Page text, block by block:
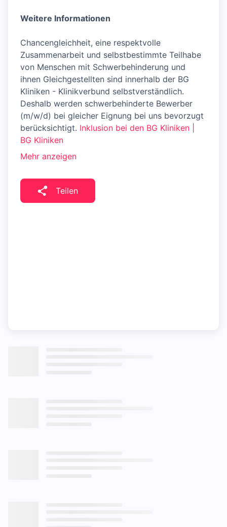
Weitere Informationen
Chancengleichheit, eine respektvolle
Zusammenarbeit und selbstbestimmte Teilhabe
von Menschen mit Schwerbehinderung und
ihnen Gleichgestellten sind innerhalb der BG
Kliniken - Klinikverbund selbstverständlich.
Deshalb werden schwerbehinderte Bewerber
(m/w/d) bei gleicher Eignung bei uns bevorzugt
berücksichtigt. Inklusion bei den BG Kliniken |
BG Kliniken
Mehr anzeigen
Teilen